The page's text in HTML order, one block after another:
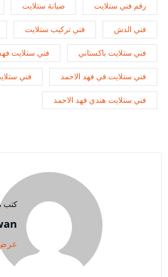
رقم فني ستلايت صيانة ستلايت
فني الدش فني تركيب ستلايت
فني ستلايت باكستاني فني ستلايت
فني ستلايت في فهد الاحمد فني
فني ستلايت هندي فهد الاحمد
كتب